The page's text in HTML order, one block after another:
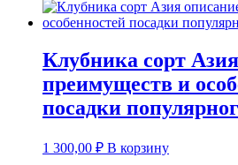
Клубника сорт
преимуществ и
посадки
1 300,00 ₽ В корзину